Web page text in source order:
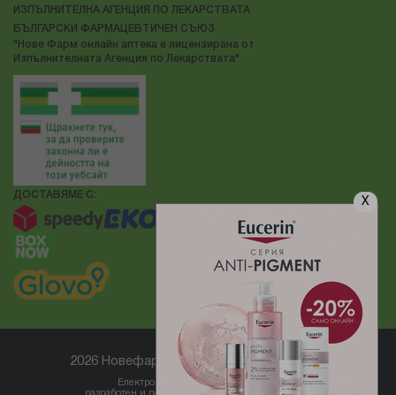
X
ИЗПЪЛНИТЕЛНА АГЕНЦИЯ ПО ЛЕКАРСТВАТА
БЪЛГАРСКИ ФАРМАЦЕВТИЧЕН СЪЮЗ
"Нове Фарм онлайн аптека е лицензирана от
Изпълнителната Агенция по Лекарствата"
ДОСТАВЯМЕ С:
2026 Новефарм ® Всички права запазени
Електронен магазин